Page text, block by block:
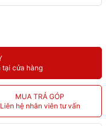
tại cửa hàng
MUA TRẢ GÓP
Liên hệ nhân viên tư vấn